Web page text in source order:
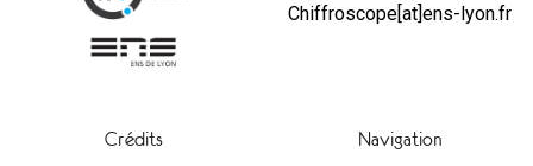
Chiffroscope[at]ens-lyon.fr
Crédits Navigation